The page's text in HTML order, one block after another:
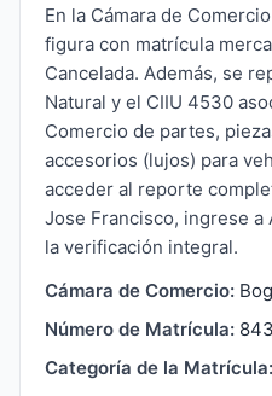
En la Cámara de
figura con matrícula
Cancelada. Además, se
Natural y el CIIU 4530
Comercio de partes,
accesorios (lujos) para
acceder al reporte
Jose Francisco, ingrese
la verificación integral.
Cámara de Comercio:
Número de Matrícula:
Categoría de la Matrícula: